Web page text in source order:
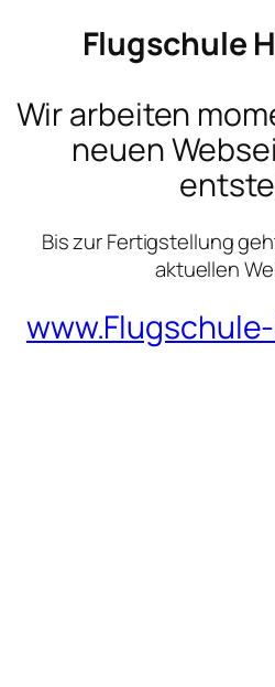
Flugschule
Wir arbeiten
neuen
Bis zur Fertigstellung
aktuellen